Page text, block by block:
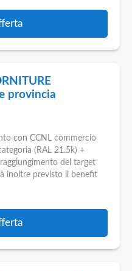
provincia
con CCNL commercio
(RAL 21.5k) +
del target
inoltre previsto il benefit